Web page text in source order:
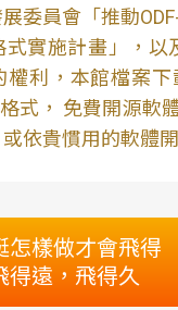
展委員會「推動
式實施計畫」，以
權利，本館檔案
式， 免費開源軟
依貴慣用的軟體開
怎樣做才會飛得
得遠，飛得久